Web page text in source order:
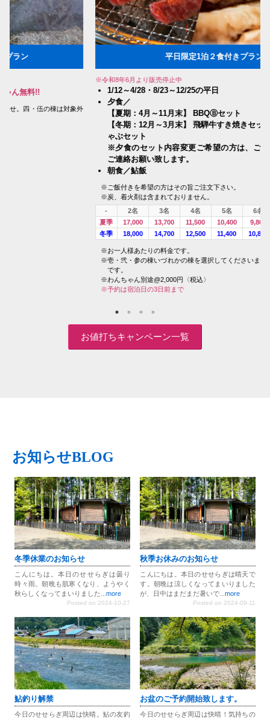
平日限定1泊２食付きプラン
※令和8年6月より販売停止中
1/12～4/28・8/23～12/25の平日
【夏期：4月～11月末】 BBQⒷセット
【冬期：12月～3月末】 飛騨牛すき焼きセット／飛騨牛しゃぶし
※夕食のセット内容変更ご希望の方は、ご予約の際備考欄より
ご連絡お願い致します。
※ご飯付きを希望の方はその旨ご注文下さい。
※炭、着火剤は含まれておりません。
11,500 10,400 9,800 9,300
8,800
12,500 11,400 10,800 10,300 9,800
※お一人様あたりの料金です。
※壱・弐・参の棟いづれかの棟を選択してくださいませ。四・伍の棟は対象外
※わんちゃん別途@2,000円〈税込〉
※予約は宿泊日の3日前まで
お値打ちキャンペーン一覧
お知らせBLOG
冬季休業のお知らせ
こんにちは。本日のせせらぎは曇り
時々雨。朝晩も肌寒くなり、ようやく
秋らしくなってまいりました...more
Posted on 2024-10-27
秋季お休みのお知らせ
こんにちは。本日のせせらぎは晴天で
す。朝晩は涼しくなってまいりました
が、日中はまだまだ暑いで...more
Posted on 2024-09-11
鮎釣り解禁
今日のせせらぎ周辺は快晴。鮎の友釣
お盆のご予約開始致します。
今日のせせらぎ周辺は快晴！気持ちの